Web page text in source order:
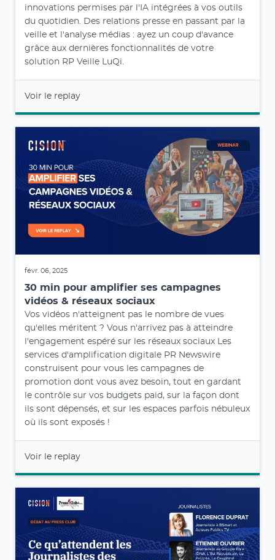
innovations permises par l'IA intégrées à vos outils
du quotidien. Des relations presse en passant par la
veille et l'analyse médias : ayez un coup d'avance
grâce aux dernières fonctionnalités de votre
solution RP Veille LuQi.
Voir le replay
févr. 06, 2025
30 min pour amplifier ses campagnes
vidéos & réseaux sociaux
Vos vidéos n'atteignent pas le nombre de vues
qu'elles méritent ? Vous n'arrivez pas à atteindre
l'engagement espéré sur les réseaux sociaux Les
services d'amplification digitale PR Newswire
construisent pour vous les campagnes de
promotion dont vous avez besoin, tout en gardant
le contrôle sur vos budgets paid, sur la façon dont
ils sont dépensés, et sur les espaces parfois nébuleux
où ils sont exposés !
Voir le replay